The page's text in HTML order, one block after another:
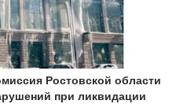
Ростовской области
при ликвидации